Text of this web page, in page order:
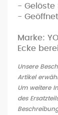
- Gelöste
-
Marke:
Ecke
Unsere
Artikel
Um weitere
des